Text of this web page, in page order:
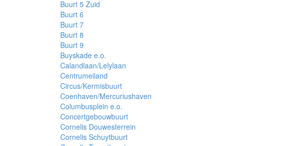
Buurt 5 Zuid
Buurt 6
Buurt 7
Buurt 8
Buurt 9
Buyskade e.o.
Calandlaan/Lelylaan
Centrumeiland
Circus/Kermisbuurt
Coenhaven/Mercuriushaven
Columbusplein e.o.
Concertgebouwbuurt
Cornelis Douwesterrein
Cornelis Schuytbuurt